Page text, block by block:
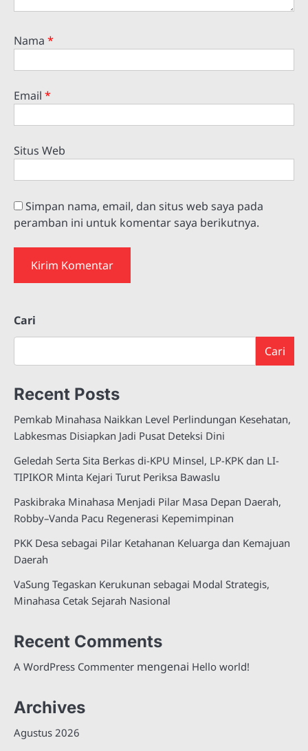
Nama *
Email *
Situs Web
Simpan nama, email, dan situs web saya pada
peramban ini untuk komentar saya berikutnya.
Cari
Cari
Recent Posts
Pemkab Minahasa Naikkan Level Perlindungan Kesehatan,
Labkesmas Disiapkan Jadi Pusat Deteksi Dini
Geledah Serta Sita Berkas di-KPU Minsel, LP-KPK dan LI-
TIPIKOR Minta Kejari Turut Periksa Bawaslu
Paskibraka Minahasa Menjadi Pilar Masa Depan Daerah,
Robby–Vanda Pacu Regenerasi Kepemimpinan
PKK Desa sebagai Pilar Ketahanan Keluarga dan Kemajuan
Daerah
VaSung Tegaskan Kerukunan sebagai Modal Strategis,
Minahasa Cetak Sejarah Nasional
Recent Comments
A WordPress Commenter mengenai Hello world!
Archives
Agustus 2026